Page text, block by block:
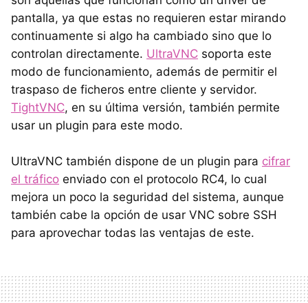
pantalla, ya que estas no requieren estar mirando
continuamente si algo ha cambiado sino que lo
controlan directamente. UltraVNC soporta este
modo de funcionamiento, además de permitir el
traspaso de ficheros entre cliente y servidor.
TightVNC, en su última versión, también permite
usar un plugin para este modo.
UltraVNC también dispone de un plugin para cifrar
el tráfico enviado con el protocolo RC4, lo cual
mejora un poco la seguridad del sistema, aunque
también cabe la opción de usar VNC sobre SSH
para aprovechar todas las ventajas de este.